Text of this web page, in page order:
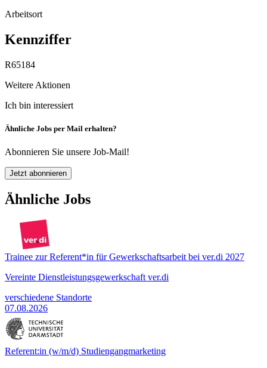
Arbeitsort
Kennziffer
R65184
Weitere Aktionen
Ich bin interessiert
Ähnliche Jobs per Mail erhalten?
Abonnieren Sie unsere Job-Mail!
Jetzt abonnieren
Ähnliche Jobs
Trainee zur Referent*in für Gewerkschaftsarbeit bei ver.di 2027
Vereinte Dienstleistungsgewerkschaft ver.di
verschiedene Standorte
07.08.2026
Referent:in (w/m/d) Studiengangmarketing